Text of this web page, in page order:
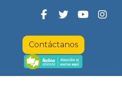
Contáctanos